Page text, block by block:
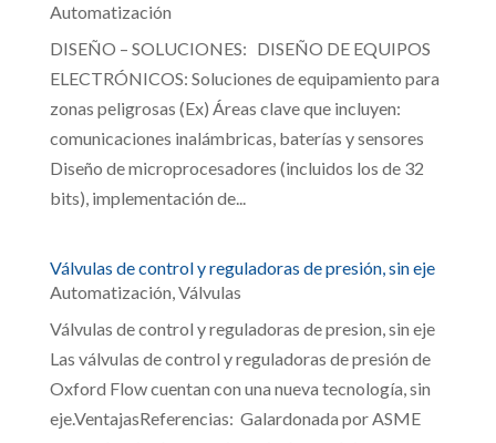
Automatización
DISEÑO – SOLUCIONES: DISEÑO DE EQUIPOS
ELECTRÓNICOS: Soluciones de equipamiento para
zonas peligrosas (Ex) Áreas clave que incluyen:
comunicaciones inalámbricas, baterías y sensores
Diseño de microprocesadores (incluidos los de 32
bits), implementación de...
Válvulas de control y reguladoras de presión, sin eje
Automatización,Válvulas
Válvulas de control y reguladoras de presion, sin eje
Las válvulas de control y reguladoras de presión de
Oxford Flow cuentan con una nueva tecnología, sin
eje.VentajasReferencias: Galardonada por ASME